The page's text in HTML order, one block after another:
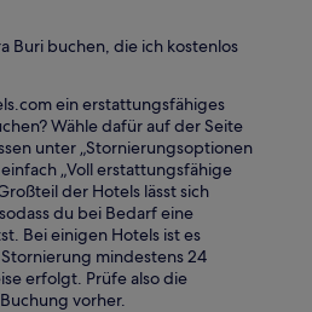
Buri buchen, die ich kostenlos
ein erstattungsfähiges
Wähle dafür auf der Seite
unter „Stornierungsoptionen
„Voll erstattungsfähige
der Hotels lässt sich
du bei Bedarf eine
Bei einigen Hotels ist es
mindestens 24
erfolgt. Prüfe also die
vorher.